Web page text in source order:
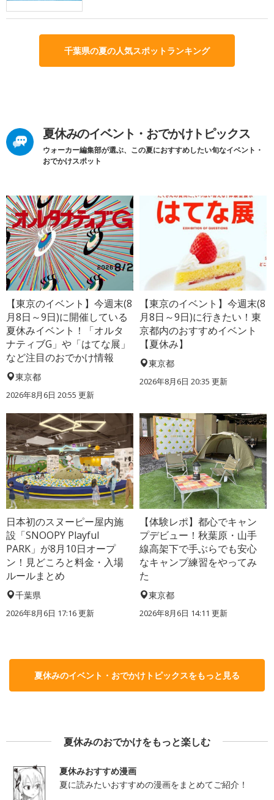
千葉県の夏の人気スポットランキング
夏休みのイベント・おでかけトピックス
ウォーカー編集部が選ぶ、この夏におすすめしたい旬なイベント・
おでかけスポット
【東京のイベント】今週末(8
月8日～9日)に開催している
夏休みイベント！「オルタ
ナティブG」や「はてな展」
など注目のおでかけ情報
東京都
2026年8月6日 20:55 更新
【東京のイベント】今週末(8
月8日～9日)に行きたい！東
京都内のおすすめイベント
【夏休み】
東京都
2026年8月6日 20:35 更新
日本初のスヌーピー屋内施
設「SNOOPY Playful
PARK」が8月10日オープ
ン！見どころと料金・入場
ルールまとめ
千葉県
2026年8月6日 17:16更新
【体験レポ】都心でキャン
プデビュー！秋葉原・山手
線高架下で手ぶらでも安心
なキャンプ練習をやってみ
た
東京都
2026年8月6日 14:11 更新
夏休みのイベント・おでかけトピックスをもっと見る
夏休みのおでかけをもっと楽しむ
夏休みおすすめ漫画
夏に読みたいおすすめの漫画をまとめてご紹介！